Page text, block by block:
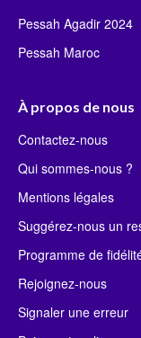
Pessah Agadir 2024
Pessah Maroc
À propos de nous
Contactez-nous
Qui sommes-nous ?
Mentions légales
Suggérez-nous un
Programme de
Rejoignez-nous
Signaler une erreur